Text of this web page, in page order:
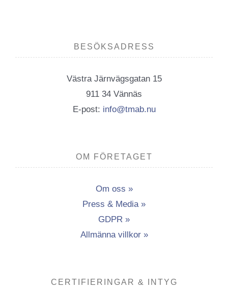
BESÖKSADRESS
Västra Järnvägsgatan 15
911 34 Vännäs
E-post: info@tmab.nu
OM FÖRETAGET
Om oss »
Press & Media »
GDPR »
Allmänna villkor »
CERTIFIERINGAR & INTYG